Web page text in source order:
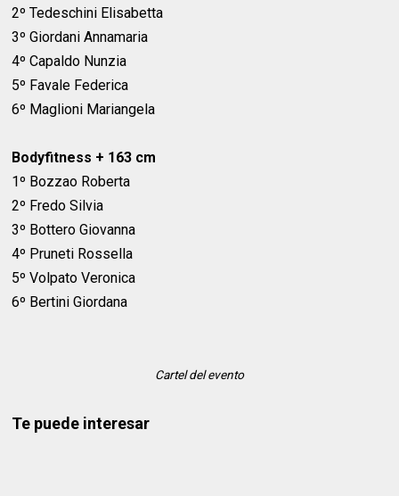
2º Tedeschini Elisabetta
3º Giordani Annamaria
4º Capaldo Nunzia
5º Favale Federica
6º Maglioni Mariangela
Bodyfitness + 163 cm
1º Bozzao Roberta
2º Fredo Silvia
3º Bottero Giovanna
4º Pruneti Rossella
5º Volpato Veronica
6º Bertini Giordana
Cartel del evento
Te puede interesar